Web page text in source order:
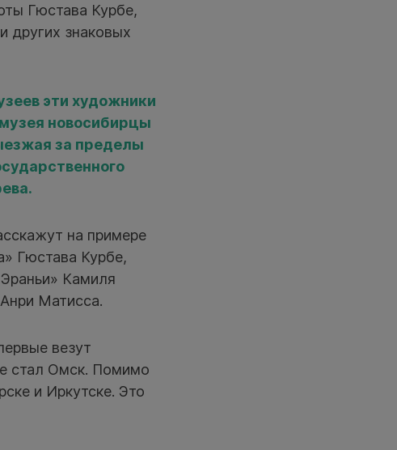
Гюстава Курбе,
других знаковых
эти художники
новосибирцы
за пределы
на примере
Гюстава Курбе,
Камиля
Матисса.
везут
стал Омск. Помимо
и Иркутске. Это